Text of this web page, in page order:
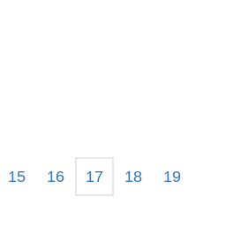
15 16 17 18 19